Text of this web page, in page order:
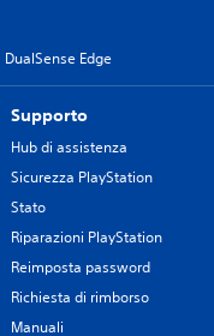
Edge
Supporto
Hub di assistenza
Sicurezza PlayStation
Stato
Riparazioni PlayStation
Reimposta password
Richiesta di rimborso
Manuali